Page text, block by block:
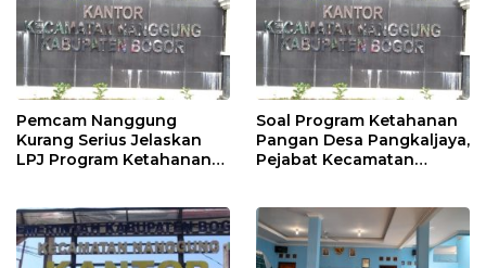
Pemcam Nanggung
Kurang Serius Jelaskan
LPJ Program Ketahanan
Soal Program Ketahanan
Pangan Desa Pangkaljaya,
Pejabat Kecamatan